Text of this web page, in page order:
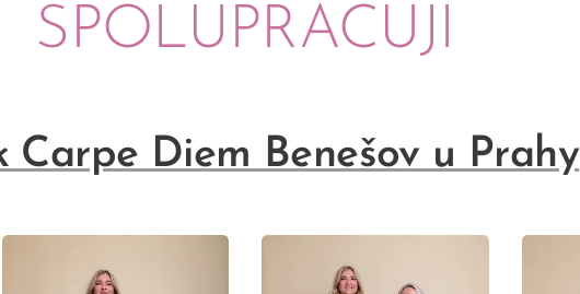
SPOLUPRACUJI
Carpe Diem Benešov u Prahy